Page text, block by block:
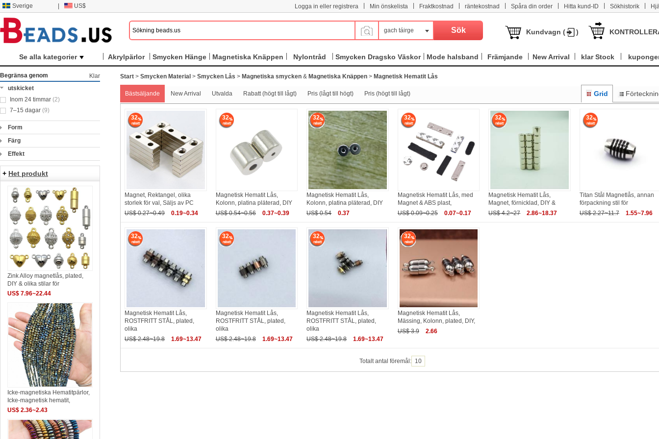
Sverige US$ Logga in eller registrera Min önskelista Fraktkostnad räntekostnad Spåra din order Hitta kund-ID Sökhistorik
gach táirge Kundvagn ( )
Se alla kategorier Akrylpärlor Smycken Hänge Magnetiska Knäppen Nylontråd Smycken Dragsko Väskor Mode halsband Främjande New Arrival klar Stock
Start> Smycken Material > Smycken Lås > Magnetiska smycken& Magnetiska Knäppen> Magnetisk Hematit Lås
Bästsäljande New Arrival Utvalda Rabatt (högt till lågt) Pris (lågt till högt) Pris (högt till lågt) Grid
32
Magnet, Rektangel, olika
storlek för val, Säljs av PC
US$ 0.27~0.49
0.19~0.34
32
Magnetisk Hematit Lås,
Kolonn, platina pläterad, DIY
US$ 0.54~0.56
0.37~0.39
32
Magnetisk Hematit Lås,
Kolonn, platina pläterad, DIY
US$ 0.54
0.37
32
Magnetisk Hematit Lås, med
Magnet & ABS plast,
US$ 0.09~0.25
0.07~0.17
32
Magnetisk Hematit Lås,
Magnet, förnicklad, DIY &
US$ 4.2~27
2.86~18.37
32
Titan Stål Magnetlås, annan
förpackning stil för
US$ 2.27~11.7
1.55~7.96
32
Magnetisk Hematit Lås,
ROSTFRITT STÅL, plated,
olika
US$ 2.48~19.8
1.69~13.47
32
Magnetisk Hematit Lås,
ROSTFRITT STÅL, plated,
olika
US$ 2.48~19.8
1.69~13.47
32
Magnetisk Hematit Lås,
ROSTFRITT STÅL, plated,
olika
US$ 2.48~19.8
1.69~13.47
32
Magnetisk Hematit Lås,
Mässing, Kolonn, plated, DIY,
US$ 3.9
2.66
Totalt antal föremål: 10
Begränsa genom
Klar
utskicket
Inom 24 timmar (2)
7–15 dagar (9)
Form
Färg
Effekt
+ Het produkt
Zink Alloy magnetlås, plated,
DIY & olika stilar för
US$ 7.96~22.44
Icke-magnetiska Hematitpärlor,
Icke-magnetisk hematit,
US$ 2.36~2.43